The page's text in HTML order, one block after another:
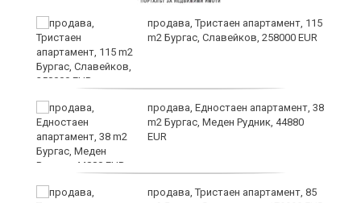
продава, Тристаен апартамент, 115
m2 Бургас, Славейков, 258000 EUR
продава, Едностаен апартамент, 38
m2 Бургас, Меден Рудник, 44880
EUR
продава, Тристаен апартамент, 85